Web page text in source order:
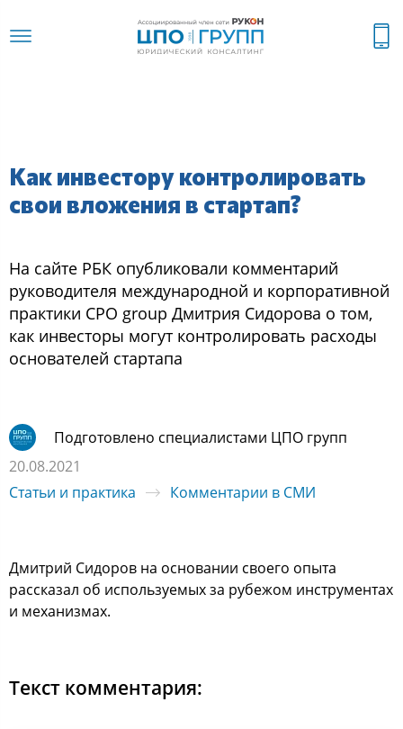
Как инвестору контролировать
свои вложения в стартап?
На сайте РБК опубликовали комментарий
руководителя международной и корпоративной
практики CPO group Дмитрия Сидорова о том,
как инвесторы могут контролировать расходы
основателей стартапа
Подготовлено специалистами ЦПО групп
20.08.2021
Статьи и практика
Комментарии в СМИ
Дмитрий Сидоров на основании своего опыта
рассказал об используемых за рубежом инструментах
и механизмах.
Текст комментария: